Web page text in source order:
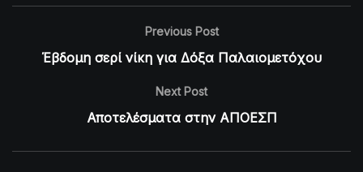
Previous Post
Έβδομη σερί νίκη για Δόξα Παλαιομετόχου
Next Post
Αποτελέσματα στην ΑΠΟΕΣΠ